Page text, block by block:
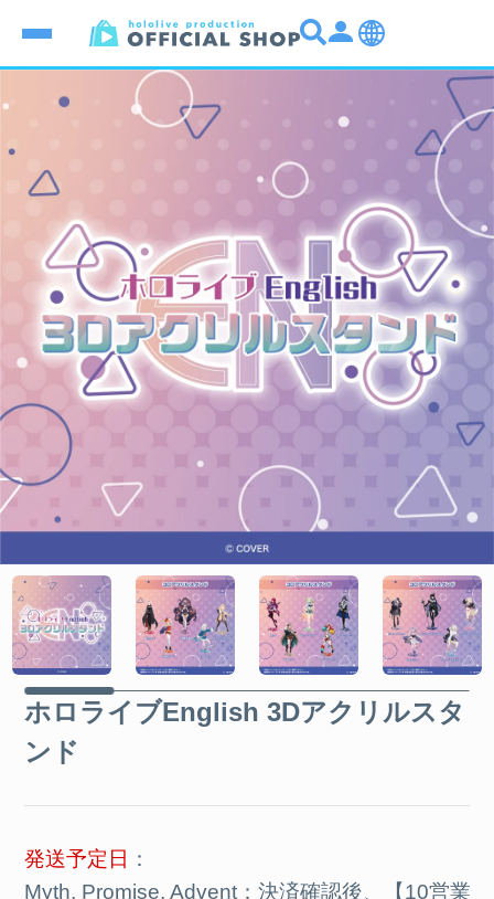
ホロライブEnglish 3Dアクリルスタ
ンド
発送予定日 ：
Myth, Promise, Advent：決済確認後、【10営業